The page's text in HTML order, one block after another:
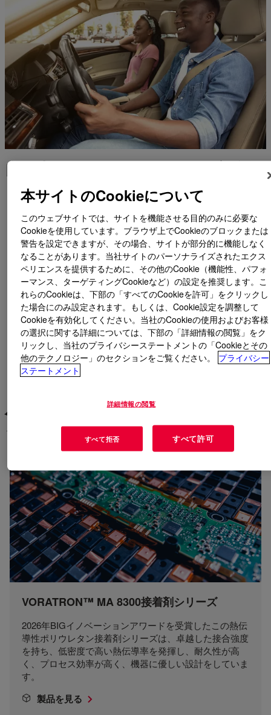
自動車バッテリーパックの組立強化
自動車の電動化には、より安全で信頼性の高い、低排出のソ
リューションが求められます。当社の VORATRON™ ポリウ
レタンシステムは 、カスタマイズ可能な 2 成分形、室温硬化
型接着剤、ギャップフィラー、ポッティング剤をさまざまな
バッテリータイプに提供しています。密度が低いため、パワ
ートレインの軽量化が可能となり、車両の重量とCO2排出量
を削減できます。
バッテリーパックの組み立てを最適化する当社の最新ソリュ
ーションをご覧ください。
VORATRON™接着剤シリーズ
VORATRON™ギャップフィラーシリーズ
VORATRON™ポッティングフォーム
バッテリーシステムの最適化
をご希望ですか？
VORATRON™ MA 8300接着剤シリーズ
2026年BIGイノベーションアワードを受賞したこの熱伝
導性ポリウレタン接着剤シリーズは、卓越した接合強度
を持ち、低密度で高い熱伝導率を発揮し、耐久性が高
く、プロセス効率が高く、機器に優しい設計をしていま
す。
製品を見る
本サイトのCookieについて
このウェブサイトでは、サイトを機能させる目的のみに必要な
Cookieを使用しています。ブラウザ上でCookieのブロックまたは
警告を設定できますが、その場合、サイトが部分的に機能しなく
なることがあります。当社サイトのパーソナライズされたエクス
ペリエンスを提供するために、その他のCookie（機能性、パフォ
ーマンス、ターゲティングCookieなど）の設定を推奨します。こ
れらのCookieは、下部の「すべてのCookieを許可」をクリックし
た場合にのみ設定されます。もしくは、Cookie設定を調整して
Cookieを有効化してください。当社のCookieの使用およびお客様
の選択に関する詳細については、下部の「詳細情報の閲覧」をク
リックし、当社のプライバシーステートメントの「Cookieとその
他のテクノロジー」のセクションをご覧ください。
プライバシー
ステートメント
詳細情報の閲覧
すべて拒否 すべて許可